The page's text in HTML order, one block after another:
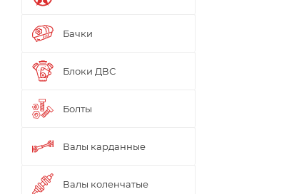
Бачки
Блоки ДВС
Болты
Валы карданные
Валы коленчатые